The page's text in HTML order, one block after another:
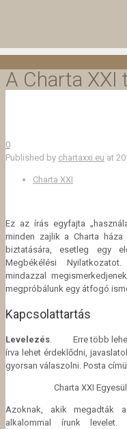
A Charta XXI
0
Published by chartaxxi.eu at
Charta XXI
Ez az írás egyfajta
minden zajlik a Charta
biztatására, esetleg egy
Megbékélési
mindazzal
megpróbálunk egy átfogó
Kapcsolattartás
Levelezés . Erre több
írva lehet érdeklődni,
gyorsan válaszolni. Posta
Charta XXI
Azoknak, akik megadták
alkalommal írunk